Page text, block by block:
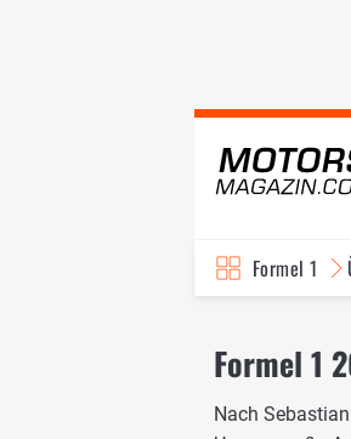
Formel 1
Formel 1
Nach